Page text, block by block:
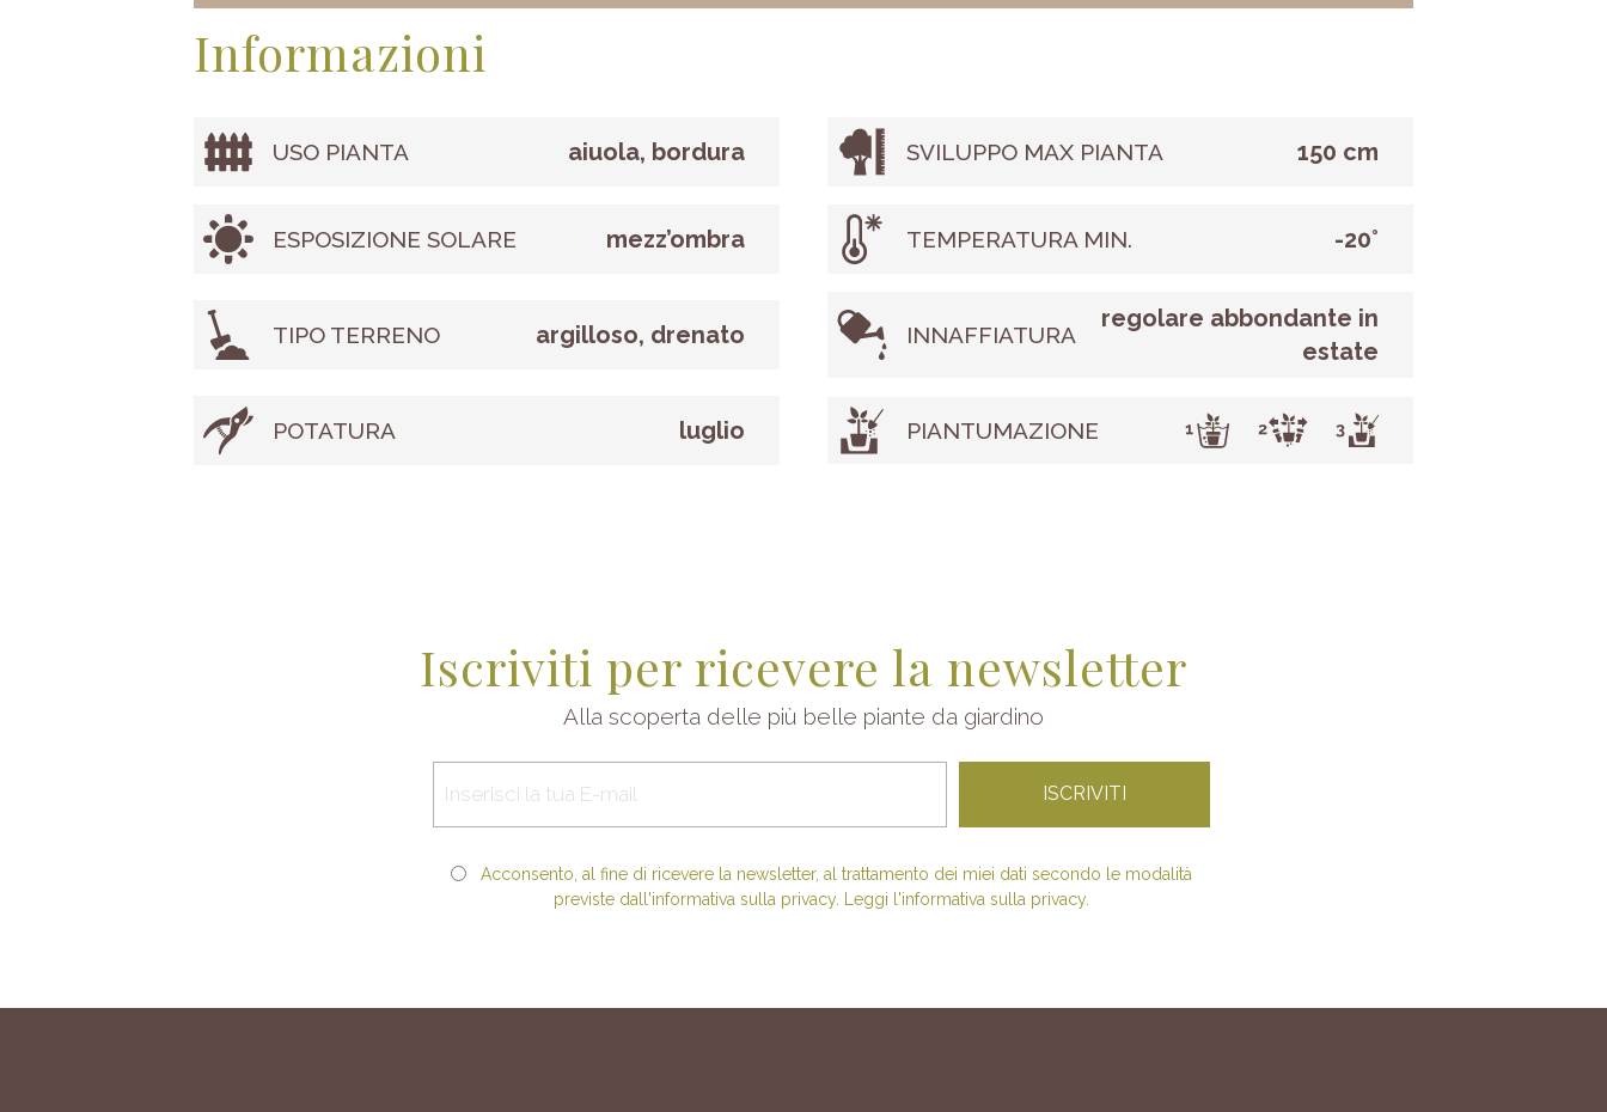
Informazioni
USO PIANTA aiuola, bordura SVILUPPO MAX PIANTA 150 cm
ESPOSIZIONE SOLARE mezz’ombra TEMPERATURA MIN. -20°
TIPO TERRENO argilloso, drenato INNAFFIATURA
regolare abbondante in
estate
POTATURA luglio PIANTUMAZIONE
Iscriviti per ricevere la newsletter
Alla scoperta delle più belle piante da giardino
Acconsento, al fine di ricevere la newsletter, al trattamento dei miei dati secondo le modalità
previste dall'informativa sulla privacy. Leggi l'informativa sulla privacy.